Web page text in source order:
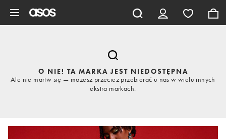
O NIE! TA MARKA JEST NIEDOSTĘPNA
Ale nie martw się — możesz przecież przebierać u nas w wielu innych
ekstra markach.